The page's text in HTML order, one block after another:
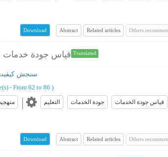
Download Abstract Related articles Others
قياس جودة خدمات Translated
سنجش کیفیت
-From 62 to 86 )
التعلیم جودة الخدمات قیاس جودة الخدمات
Download Abstract Related articles Others